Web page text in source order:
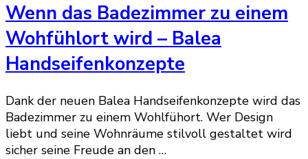
Wenn das Badezimmer zu einem
Wohfühlort wird – Balea
Handseifenkonzepte
Dank der neuen Balea Handseifenkonzepte wird das
Badezimmer zu einem Wohlfühort. Wer Design
liebt und seine Wohnräume stilvoll gestaltet wird
sicher seine Freude an den …